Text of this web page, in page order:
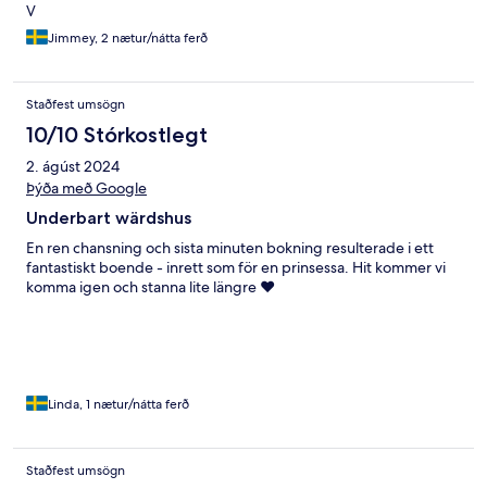
V
Jimmey, 2 nætur/nátta ferð
Staðfest umsögn
10/10 Stórkostlegt
2. ágúst 2024
Þýða með Google
Underbart wärdshus
En ren chansning och sista minuten bokning resulterade i ett
fantastiskt boende - inrett som för en prinsessa. Hit kommer vi
komma igen och stanna lite längre ❤️
Linda, 1 nætur/nátta ferð
Staðfest umsögn